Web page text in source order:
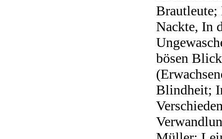
Brautleute;
Nackte, In
bösen
Blindheit;